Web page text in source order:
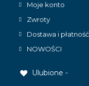
Moje konto
Zwroty
Dostawa i płatność
NOWOŚCI
Ulubione -